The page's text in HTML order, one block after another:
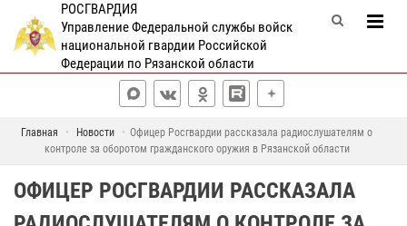
РОСГВАРДИЯ
Управление Федеральной службы войск
национальной гвардии Российской
Федерации по Рязанской области
Главная Новости
Офицер Росгвардии рассказала радиослушателям о
контроле за оборотом гражданского оружия в Рязанской области
ОФИЦЕР РОСГВАРДИИ РАССКАЗАЛА